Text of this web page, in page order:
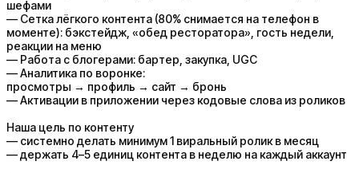
шефами
— Сетка лёгкого контента (80% снимается на телефон в
моменте): бэкстейдж, «обед ресторатора», гость недели,
реакции на меню
— Работа с блогерами: бартер, закупка, UGC
— Аналитика по воронке:
просмотры → профиль → сайт → бронь
— Активации в приложении через кодовые слова из роликов
Наша цель по контенту
— системно делать минимум 1 виральный ролик в месяц
— держать 4–5 единиц контента в неделю на каждый аккаунт